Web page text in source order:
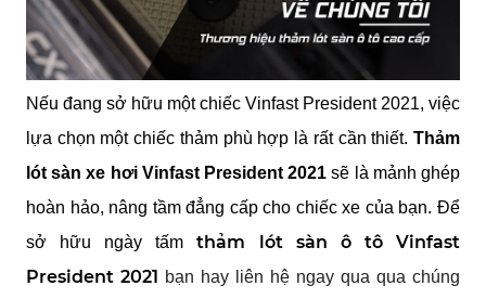
Nếu đang sở hữu một chiếc Vinfast President 2021, việc
lựa chọn một chiếc thảm phù hợp là rất cần thiết. Thảm
lót sàn xe hơi Vinfast President 2021 sẽ là mảnh ghép
hoàn hảo, nâng tầm đẳng cấp cho chiếc xe của bạn. Để
sở hữu ngày tấm thảm lót sàn ô tô Vinfast
President 2021 bạn hay liên hệ ngay qua qua chúng